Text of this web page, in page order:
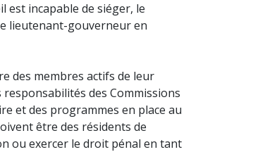
est incapable de siéger, le
lieutenant-gouverneur en
des membres actifs de leur
des Commissions
et des programmes en place au
être des résidents de
ou exercer le droit pénal en tant